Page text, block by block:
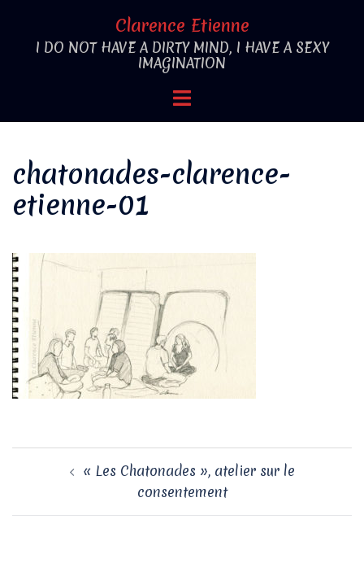
contenu
Clarence Etienne
I DO NOT HAVE A DIRTY MIND, I HAVE A SEXY
IMAGINATION
Ouvrir/fermer
chatonades-clarence-
etienne-01
Navigation
d’article« Les Chatonades », atelier sur le
consentement